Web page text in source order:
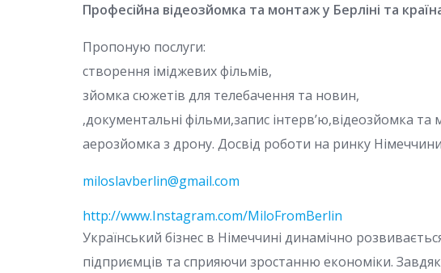
Професійна відеозйомка та монтаж у Берліні та
Пропоную послуги:
створення іміджевих фільмів,
зйомка сюжетів для телебачення та новин,
,документальні фільми,запис інтерв’ю,відеозйомка та
аерозйомка з дрону. Досвід роботи на ринку
miloslavberlin@gmail.com
http://www.Instagram.com/MiloFromBerlin
Український бізнес в Німеччині динамічно
підприємців та сприяючи зростанню економіки.